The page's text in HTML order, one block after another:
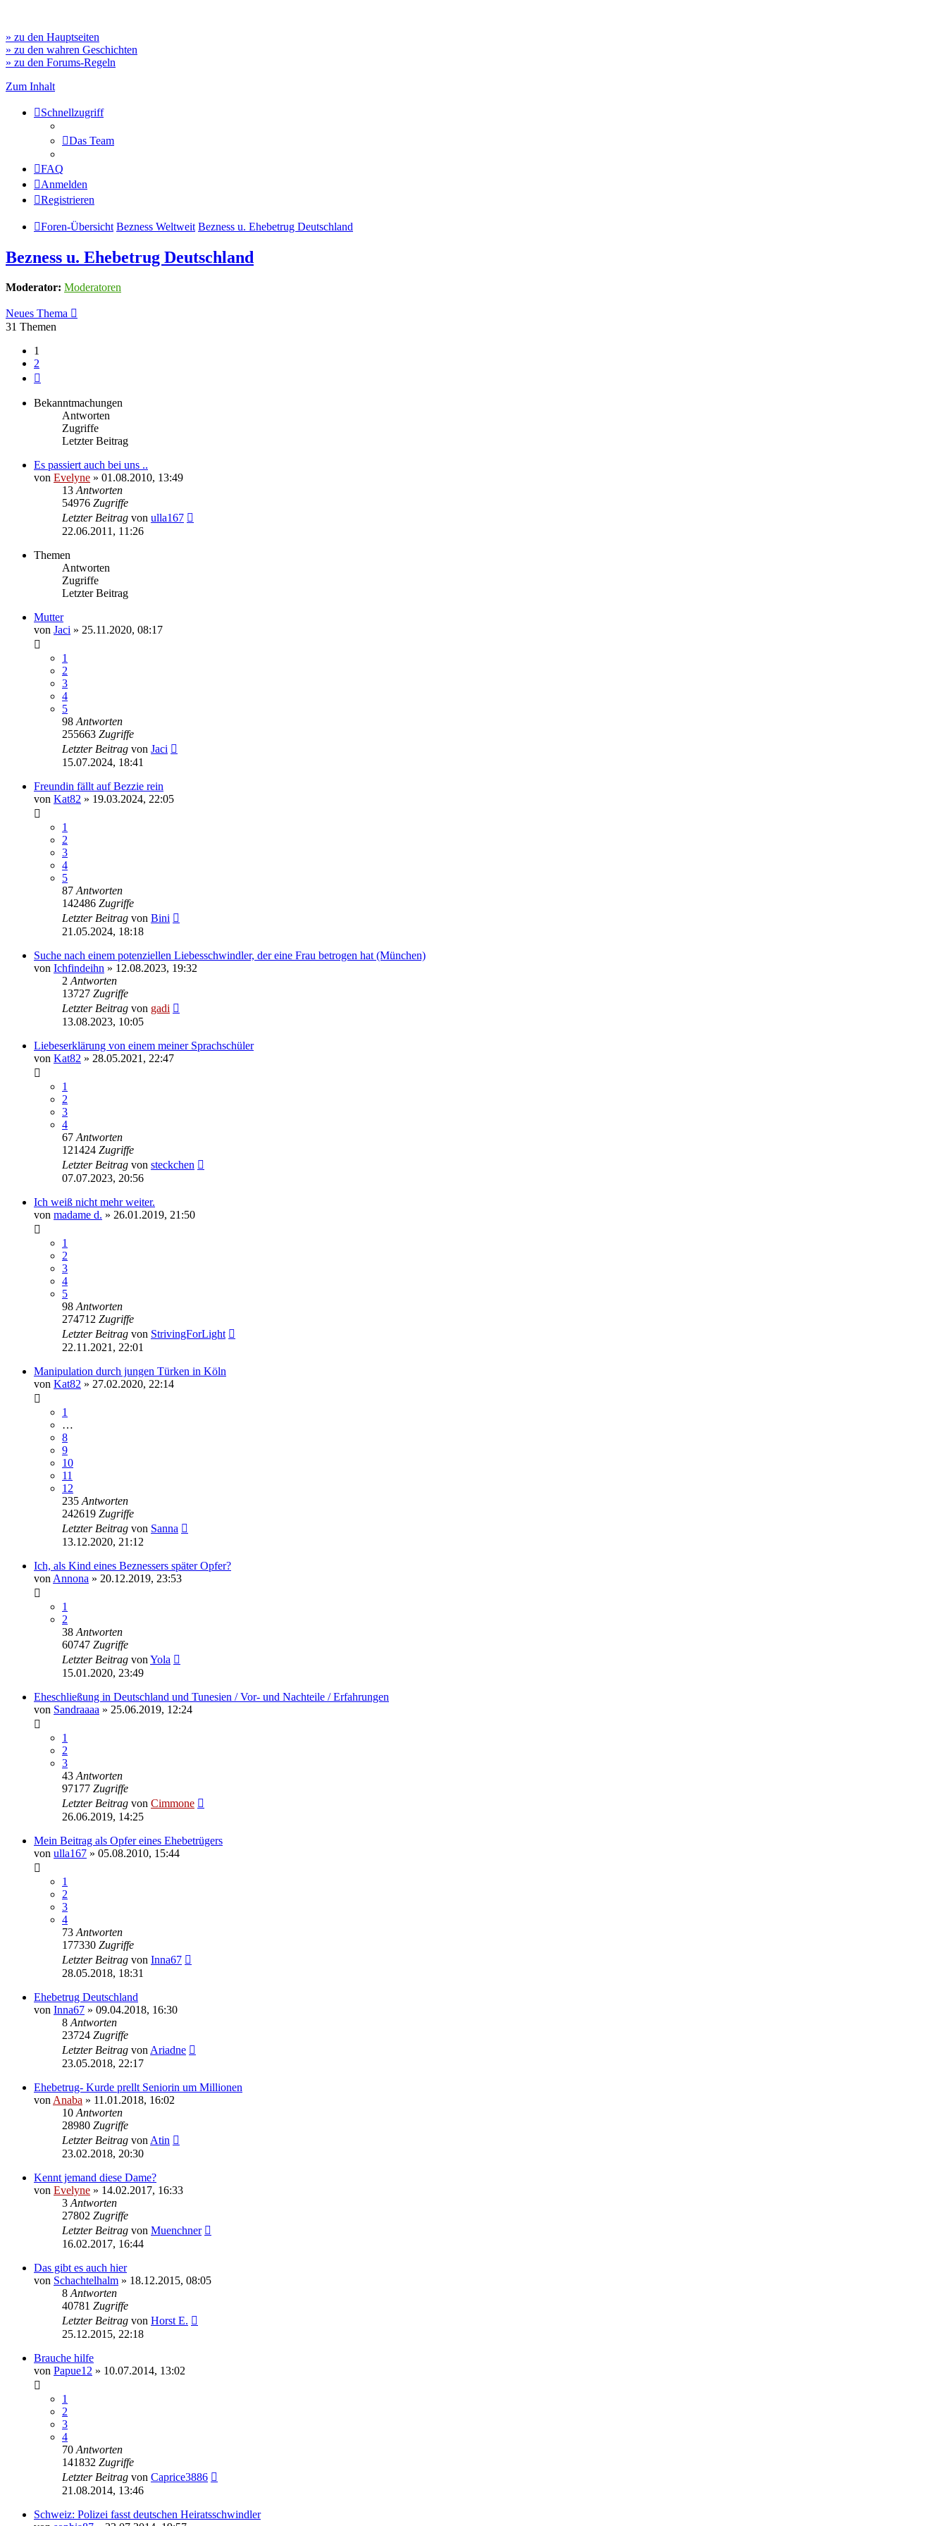
» zu den Hauptseiten
» zu den wahren Geschichten
» zu den Forums-Regeln
Zum Inhalt
Schnellzugriff
Das Team
FAQ
Anmelden
Registrieren
Foren-Übersicht Bezness Weltweit Bezness u. Ehebetrug Deutschland
Bezness u. Ehebetrug Deutschland
Moderator: Moderatoren
Neues Thema
31 Themen
1
2
Bekanntmachungen
Antworten
Zugriffe
Letzter Beitrag
Es passiert auch bei uns ..
von Evelyne » 01.08.2010, 13:49
13 Antworten
54976 Zugriffe
Letzter Beitrag von ulla167
22.06.2011, 11:26
Themen
Antworten
Zugriffe
Letzter Beitrag
Mutter
von Jaci » 25.11.2020, 08:17
1
2
3
4
5
98 Antworten
255663 Zugriffe
Letzter Beitrag von Jaci
15.07.2024, 18:41
Freundin fällt auf Bezzie rein
von Kat82 » 19.03.2024, 22:05
1
2
3
4
5
87 Antworten
142486 Zugriffe
Letzter Beitrag von Bini
21.05.2024, 18:18
Suche nach einem potenziellen Liebesschwindler, der eine Frau betrogen hat (München)
von Ichfindeihn » 12.08.2023, 19:32
2 Antworten
13727 Zugriffe
Letzter Beitrag von gadi
13.08.2023, 10:05
Liebeserklärung von einem meiner Sprachschüler
von Kat82 » 28.05.2021, 22:47
1
2
3
4
67 Antworten
121424 Zugriffe
Letzter Beitrag von steckchen
07.07.2023, 20:56
Ich weiß nicht mehr weiter.
von madame d. » 26.01.2019, 21:50
1
2
3
4
5
98 Antworten
274712 Zugriffe
Letzter Beitrag von StrivingForLight
22.11.2021, 22:01
Manipulation durch jungen Türken in Köln
von Kat82 » 27.02.2020, 22:14
1
…
8
9
10
11
12
235 Antworten
242619 Zugriffe
Letzter Beitrag von Sanna
13.12.2020, 21:12
Ich, als Kind eines Beznessers später Opfer?
von Annona » 20.12.2019, 23:53
1
2
38 Antworten
60747 Zugriffe
Letzter Beitrag von Yola
15.01.2020, 23:49
Eheschließung in Deutschland und Tunesien / Vor- und Nachteile / Erfahrungen
von Sandraaaa » 25.06.2019, 12:24
1
2
3
43 Antworten
97177 Zugriffe
Letzter Beitrag von Cimmone
26.06.2019, 14:25
Mein Beitrag als Opfer eines Ehebetrügers
von ulla167 » 05.08.2010, 15:44
1
2
3
4
73 Antworten
177330 Zugriffe
Letzter Beitrag von Inna67
28.05.2018, 18:31
Ehebetrug Deutschland
von Inna67 » 09.04.2018, 16:30
8 Antworten
23724 Zugriffe
Letzter Beitrag von Ariadne
23.05.2018, 22:17
Ehebetrug- Kurde prellt Seniorin um Millionen
von Anaba » 11.01.2018, 16:02
10 Antworten
28980 Zugriffe
Letzter Beitrag von Atin
23.02.2018, 20:30
Kennt jemand diese Dame?
von Evelyne » 14.02.2017, 16:33
3 Antworten
27802 Zugriffe
Letzter Beitrag von Muenchner
16.02.2017, 16:44
Das gibt es auch hier
von Schachtelhalm » 18.12.2015, 08:05
8 Antworten
40781 Zugriffe
Letzter Beitrag von Horst E.
25.12.2015, 22:18
Brauche hilfe
von Papue12 » 10.07.2014, 13:02
1
2
3
4
70 Antworten
141832 Zugriffe
Letzter Beitrag von Caprice3886
21.08.2014, 13:46
Schweiz: Polizei fasst deutschen Heiratsschwindler